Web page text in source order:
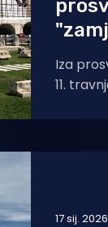
Iza
11.
17 sij. 2026